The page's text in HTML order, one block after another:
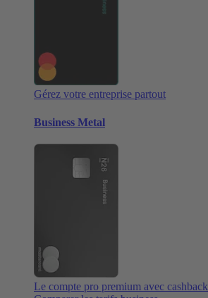
Gérez votre entreprise partout
Business Metal
Le compte pro premium avec cashback